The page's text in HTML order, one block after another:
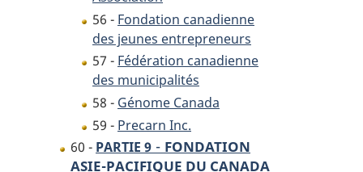
56 - Fondation canadienne
des jeunes entrepreneurs
57 - Fédération canadienne
des municipalités
58 - Génome Canada
59 - Precarn Inc.
60 - PARTIE 9 - FONDATION
ASIE-PACIFIQUE DU CANADA